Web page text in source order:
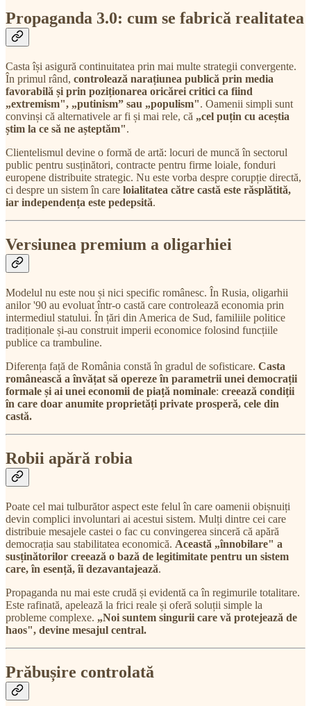
Propaganda 3.0: cum se fabrică realitatea
Casta își asigură continuitatea prin mai multe strategii convergente.
În primul rând, controlează narațiunea publică prin media
favorabilă și prin poziționarea oricărei critici ca fiind
„extremism", „putinism” sau „populism". Oamenii simpli sunt
convinși că alternativele ar fi și mai rele, că „cel puțin cu aceștia
știm la ce să ne așteptăm".
Clientelismul devine o formă de artă: locuri de muncă în sectorul
public pentru susținători, contracte pentru firme loiale, fonduri
europene distribuite strategic. Nu este vorba despre corupție directă,
ci despre un sistem în care loialitatea către castă este răsplătită,
iar independența este pedepsită.
Versiunea premium a oligarhiei
Modelul nu este nou și nici specific românesc. În Rusia, oligarhii
anilor '90 au evoluat într-o castă care controlează economia prin
intermediul statului. În țări din America de Sud, familiile politice
tradiționale și-au construit imperii economice folosind funcțiile
publice ca trambuline.
Diferența față de România constă în gradul de sofisticare. Casta
românească a învățat să opereze în parametrii unei democrații
formale și ai unei economii de piață nominale: creează condiții
în care doar anumite proprietăți private prosperă, cele din
castă.
Robii apără robia
Poate cel mai tulburător aspect este felul în care oamenii obișnuiți
devin complici involuntari ai acestui sistem. Mulți dintre cei care
distribuie mesajele castei o fac cu convingerea sinceră că apără
democrația sau stabilitatea economică. Această „înnobilare" a
susținătorilor creează o bază de legitimitate pentru un sistem
care, în esență, îi dezavantajează.
Propaganda nu mai este crudă și evidentă ca în regimurile totalitare.
Este rafinată, apelează la frici reale și oferă soluții simple la
probleme complexe. „Noi suntem singurii care vă protejează de
haos", devine mesajul central.
Prăbușire controlată